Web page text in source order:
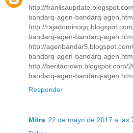
http://
bandarq-agen-bandarq-
http://
bandarq-agen-bandarq-
http://
bandarq-agen-bandarq-
http://beritacrown.blogspot.com/
bandarq-agen-bandarq-
Responder
Mitra 22 de mayo de 2017 a las